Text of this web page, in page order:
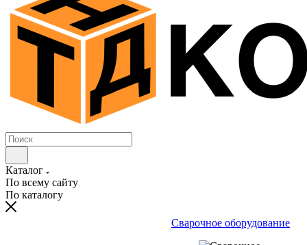
Каталог
По всему сайту
По каталогу
Сварочное оборудование